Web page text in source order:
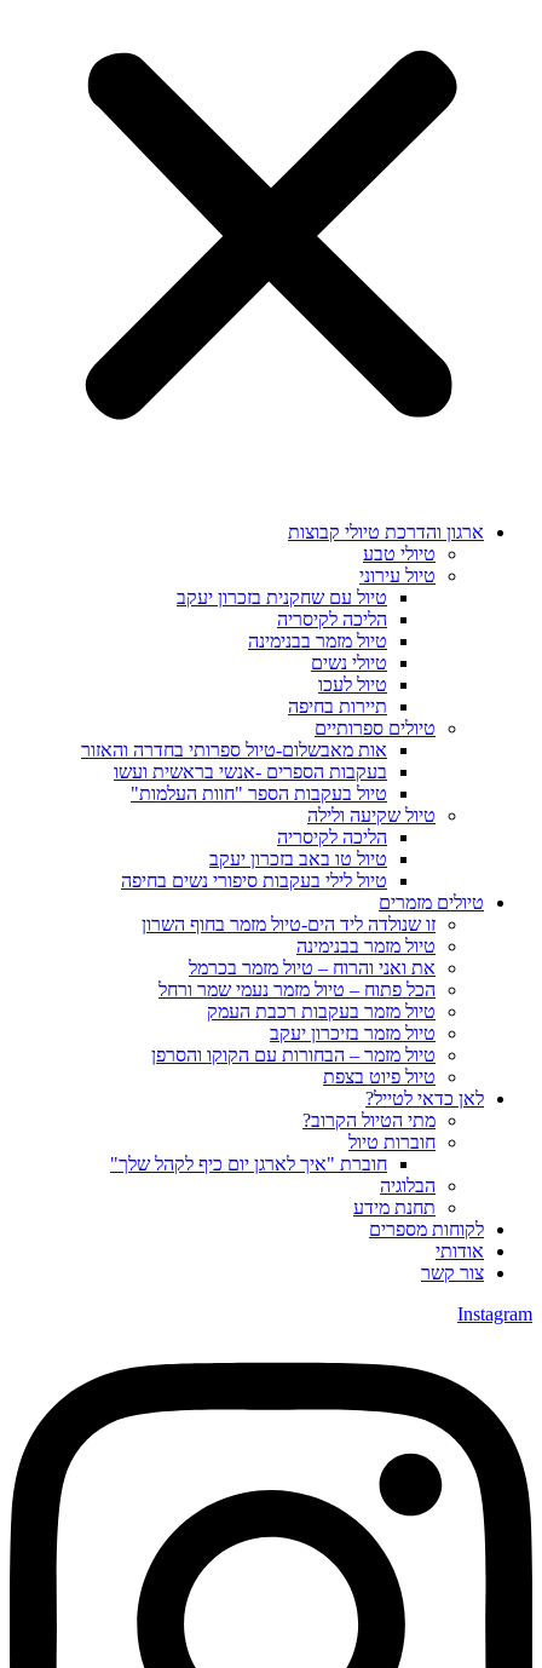
ארגון והדרכת טיולי קבוצות
טיולי טבע
טיול עירוני
טיול עם שחקנית בזכרון יעקב
הליכה לקיסריה
טיול מזמר בבנימינה
טיולי נשים
טיול לעכו
תיירות בחיפה
טיולים ספרותיים
אות מאבשלום-טיול ספרותי בחדרה והאזור
בעקבות הספרים -אנשי בראשית ועשו
טיול בעקבות הספר "חוות העלמות"
טיול שקיעה ולילה
הליכה לקיסריה
טיול טו באב בזכרון יעקב
טיול לילי בעקבות סיפורי נשים בחיפה
טיולים מזמרים
זו שנולדה ליד הים-טיול מזמר בחוף השרון
טיול מזמר בבנימינה
את ואני והרוח – טיול מזמר בכרמל
הכל פתוח – טיול מזמר נעמי שמר ורחל
טיול מזמר בעקבות רכבת העמק
טיול מזמר בזיכרון יעקב
טיול מזמר – הבחורות עם הקוקו והסרפן
טיול פיוט בצפת
לאן כדאי לטייל?
מתי הטיול הקרוב?
חוברות טיול
חוברת "איך לארגן יום כיף לקהל שלך"
הבלוגיה
תחנת מידע
לקוחות מספרים
אודותי
צור קשר
Instagram